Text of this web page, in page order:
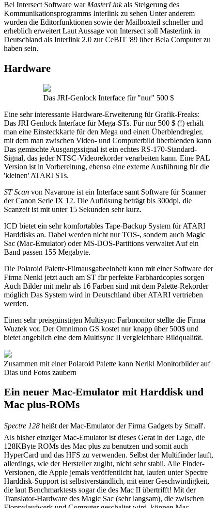
Bei Intersect Software warMasterLinkals Steigerung des
Kommunikationsprogramms Interlink zu sehen Unter anderem
wurden die Editorfunktionen sowie der Mailboxteil schneller und
erheblich erweitert Laut Aussage von Intersect soll Masterlink in
Deutschland als Interlink 2.0 zur CeBIT '89 über Bela Computer zu
haben sein.
Hardware
Das JRI-Genlock Interface für "nur" 500 $
Eine sehr interessante Hardware-Erweiterung für Grafik-Freaks:
Das JRI Genlock Interface für Mega-STs. Für nur 500 $ (!) erhält
man eine Einsteckkarte für den Mega und einen Überblendregler,
mit dem man zwischen Video- und Computerbild überblenden kann
Das gemischte Ausgangssignal ist ein echtes RS-170-Standard-
Signal, das jeder NTSC-Videorekorder verarbeiten kann. Eine PAL
Version ist in Vorbereitung, ebenso eine externe Ausführung für die
'kleinen' ATARI STs.
ST Scan von Navarone ist ein Interface samt Software für Scanner
der Canon Serie IX 12. Die Auflösung beträgt bis 300dpi, die
Scanzeit ist mit unter 15 Sekunden sehr kurz.
ICD bietet ein sehr komfortables Tape-Backup System für ATARI
Harddisks an. Dabei werden nicht nur TOS-, sondern auch Magic
Sac (Mac-Emulator) oder MS-DOS-Partitions verwaltet Auf ein
Band passen 155 Megabyte.
Die Polaroid Palette-Filmausgabeeinheit kann mit einer Software der
Firma Nenki jetzt auch am ST für perfekte Farbhardcopies sorgen
Auch Bilder mit mehr als 16 Farben sind mit dem Palette-Rekorder
möglich Das System wird in Deutschland über ATARI vertrieben
werden.
Einen sehr preisgünstigen Multisync-Farbmonitor stellte die Firma
Wuztek vor. Der Omnimon GS kostet nur knapp über 500$ und
bietet angeblich eine dem Multisync II vergleichbare Bildqualität.
Zusammen mit einer Polaroid Palette kann Neriki Monitorbilder auf
Dias und Fotos zaubern
Ein neuer Mac-Emulator mit Harddisk und
Mac plus-ROMs
Spectre 128 heißt der Mac-Emulator der Firma Gadgets by Small'.
Als bisher einziger Mac-Emulator ist dieses Gerat in der Lage, die
128KByte ROMs des Mac plus zu benutzen und somit auch
HyperCard und das HFS zu verwenden. Selbst der Multifinder lauft,
allerdings, wie der Hersteller zugibt, nicht sehr stabil. Alle Finder-
Versionen, die Apple jemals veröffentlicht hat, laufen unter Spectre
Harddisk-Support ist selbstverständlich, mit einer Geschwindigkeit,
die laut Benchmarktests sogar die des Mac II übertrifft! Mit der
Translator-Hardware des Magic Sac (sehr langsam), die zwischen